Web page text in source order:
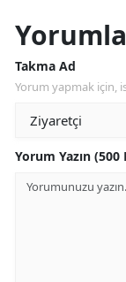
Takma Ad
Yorum yapmak için,
Yorum Yazın